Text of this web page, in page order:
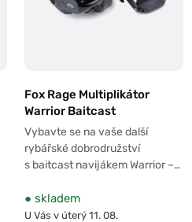
Fox Rage Multiplikátor
Warrior Baitcast
Vybavte se na vaše další
rybářské dobrodružství
s baitcast navijákem Warrior –…
● skladem
U Vás v úterý 11. 08.